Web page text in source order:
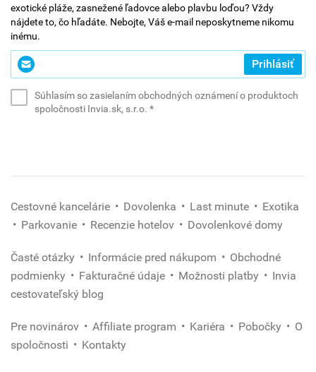
exotické pláže, zasnežené ľadovce alebo plavbu loďou? Vždy
nájdete to, čo hľadáte. Nebojte, Váš e-mail neposkytneme nikomu
inému.
Zadajte
svoj
Prihlásiť
Súhlasím so zasielaním obchodných oznámení o produktoch
spoločnosti Invia.sk, s.r.o. *(povinné)
Cestovné kancelárie Dovolenka Last minute
Exotika
Parkovanie
Recenzie hotelov Dovolenkové domy
Časté otázky Informácie pred nákupom
Obchodné
podmienky
Fakturačné údaje Možnosti platby
Invia
cestovateľský blog
Pre novinárov Affiliate program Kariéra Pobočky
O
spoločnosti
Kontakty